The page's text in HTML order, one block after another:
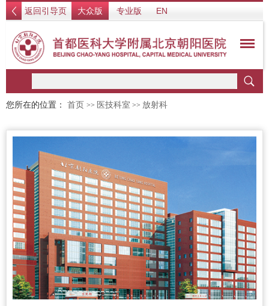
返回引导页 大众版 专业版 EN
您所在的位置： 首页 >> 医技科室 >> 放射科